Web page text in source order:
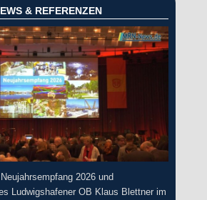
& REFERENZEN
2026 und
Ludwigshafener OB Klaus Blettner im